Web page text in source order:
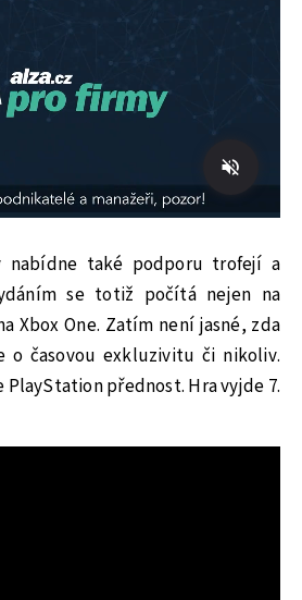
nabídne také podporu trofejí a
se totiž počítá nejen na
Xbox One. Zatím není jasné, zda
o časovou exkluzivitu či nikoliv.
PlayStation přednost. Hra vyjde 7.